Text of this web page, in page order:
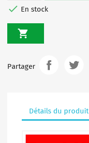
 En stock

Partager
Détails du produit